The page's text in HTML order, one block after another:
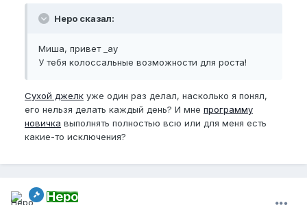
Неро сказал:
Миша, привет _ay
У тебя колоссальные возможности для роста!
Сухой джелк уже один раз делал, насколько я понял,
его нельзя делать каждый день? И мне программу
новичка выполнять полностью всю или для меня есть
какие-то исключения?
Неро